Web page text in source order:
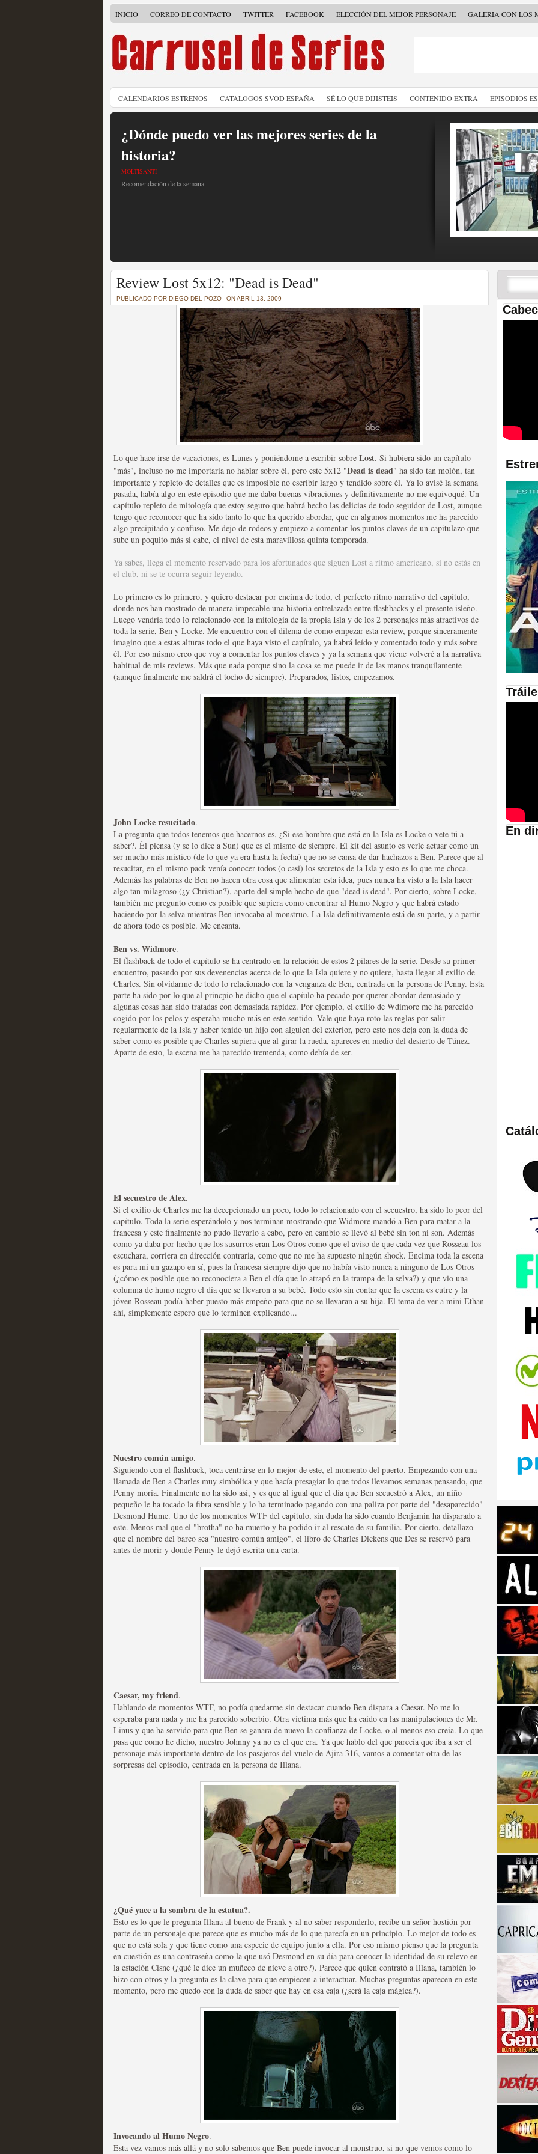
INICIO CORREO DE CONTACTO TWITTER FACEBOOK ELECCIÓN DEL MEJOR PERSONAJE GALERÍA CON LOS
CALENDARIOS ESTRENOS CATALOGOS SVOD ESPAÑA SÉ LO QUE DIJISTEIS CONTENIDO EXTRA EPISODIOS
¿Dónde puedo ver las mejores series de la
historia?
MOLTISANTI
Recomendación de la semana
Un recorrido por todas las temporadas de Game
of Thrones a través de sus mejores tráilers
Recomendación de la semana
La burbuja de los jugadores de la ficción
MOLTISANTI
Recomendación de la semana
Las series disponibles en las plataformas SVOD
MOLTISANTI
Recomendación de la semana
La barrera de las 500 series al año se superará
desde Silicon Valley
Mi experiencia como usuario de HBO España
MOLTISANTI
Recomendación de la semana
The Get Down o cómo acabar siendo una de las
series más caras de la historia
MOLTISANTI
Recomendación de la semana
Fin de ciclo para las series de viajes en el tiempo
Taboo es otra miniserie británica que no es
miniserie
Recomendación de la semana
Las temporadas de pilotos de Amazon
Recomendación de la semana
Galería con los Mejores Personajes de Series de
Las productoras de las estrellas de cine y
televisión
MOLTISANTI
Recomendación de la semana
Las series de 10 temporadas están en peligro de
Recomendación de la semana
Expediente X: Guía para descubrir la "verdad"
Review Lost 5x12: "Dead is Dead"
PUBLICADO POR DIEGO DEL POZO ON ABRIL 13, 2009
Lo que hace irse de vacaciones, es Lunes y poniéndome a escribir sobre Lost. Si hubiera sido un capítulo
"más", incluso no me importaría no hablar sobre él, pero este 5x12 "Dead is dead" ha sido tan molón, tan
importante y repleto de detalles que es imposible no escribir largo y tendido sobre él. Ya lo avisé la semana
pasada, había algo en este episodio que me daba buenas vibraciones y definitivamente no me equivoqué. Un
capítulo repleto de mitología que estoy seguro que habrá hecho las delicias de todo seguidor de Lost, aunque
tengo que reconocer que ha sido tanto lo que ha querido abordar, que en algunos momentos me ha parecido
algo precipitado y confuso. Me dejo de rodeos y empiezo a comentar los puntos claves de un capitulazo que
sube un poquito más si cabe, el nivel de esta maravillosa quinta temporada.
Ya sabes, llega el momento reservado para los afortunados que siguen Lost a ritmo americano, si no estás en
el club, ni se te ocurra seguir leyendo.
Lo primero es lo primero, y quiero destacar por encima de todo, el perfecto ritmo narrativo del capítulo,
donde nos han mostrado de manera impecable una historia entrelazada entre flashbacks y el presente isleño.
Luego vendría todo lo relacionado con la mitología de la propia Isla y de los 2 personajes más atractivos de
toda la serie, Ben y Locke. Me encuentro con el dilema de como empezar esta review, porque sinceramente
imagino que a estas alturas todo el que haya visto el capítulo, ya habrá leído y comentado todo y más sobre
él. Por eso mismo creo que voy a comentar los puntos claves y ya la semana que viene volveré a la narrativa
habitual de mis reviews. Más que nada porque sino la cosa se me puede ir de las manos tranquilamente
(aunque finalmente me saldrá el tocho de siempre). Preparados, listos, empezamos.
John Locke resucitado.
La pregunta que todos tenemos que hacernos es, ¿Si ese hombre que está en la Isla es Locke o vete tú a
saber?. Él piensa (y se lo dice a Sun) que es el mismo de siempre. El kit del asunto es verle actuar como un
ser mucho más místico (de lo que ya era hasta la fecha) que no se cansa de dar hachazos a Ben. Parece que al
resucitar, en el mismo pack venía conocer todos (o casi) los secretos de la Isla y esto es lo que me choca.
Además las palabras de Ben no hacen otra cosa que alimentar esta idea, pues nunca ha visto a la Isla hacer
algo tan milagroso (¿y Christian?), aparte del simple hecho de que "dead is dead". Por cierto, sobre Locke,
también me pregunto como es posible que supiera como encontrar al Humo Negro y que habrá estado
haciendo por la selva mientras Ben invocaba al monstruo. La Isla definitivamente está de su parte, y a partir
de ahora todo es posible. Me encanta.
Ben vs. Widmore.
El flashback de todo el capítulo se ha centrado en la relación de estos 2 pilares de la serie. Desde su primer
encuentro, pasando por sus devenencias acerca de lo que la Isla quiere y no quiere, hasta llegar al exilio de
Charles. Sin olvidarme de todo lo relacionado con la venganza de Ben, centrada en la persona de Penny. Esta
parte ha sido por lo que al princpio he dicho que el capíulo ha pecado por querer abordar demasiado y
algunas cosas han sido tratadas con demasiada rapidez. Por ejemplo, el exilio de Wdimore me ha parecido
cogido por los pelos y esperaba mucho más en este sentido. Vale que haya roto las reglas por salir
regularmente de la Isla y haber tenido un hijo con alguien del exterior, pero esto nos deja con la duda de
saber como es posible que Charles supiera que al girar la rueda, apareces en medio del desierto de Túnez.
Aparte de esto, la escena me ha parecido tremenda, como debía de ser.
El secuestro de Alex.
Si el exilio de Charles me ha decepcionado un poco, todo lo relacionado con el secuestro, ha sido lo peor del
capítulo. Toda la serie esperándolo y nos terminan mostrando que Widmore mandó a Ben para matar a la
francesa y este finalmente no pudo llevarlo a cabo, pero en cambio se llevó al bebé sin ton ni son. Además
como ya daba por hecho que los susurros eran Los Otros como que el aviso de que cada vez que Rosseau los
escuchara, corriera en dirección contraria, como que no me ha supuesto ningún shock. Encima toda la escena
es para mí un gazapo en sí, pues la francesa siempre dijo que no había visto nunca a ninguno de Los Otros
(¿cómo es posible que no reconociera a Ben el día que lo atrapó en la trampa de la selva?) y que vio una
columna de humo negro el día que se llevaron a su bebé. Todo esto sin contar que la escena es cutre y la
jóven Rosseau podía haber puesto más empeño para que no se llevaran a su hija. El tema de ver a mini Ethan
ahí, simplemente espero que lo terminen explicando...
Nuestro común amigo.
Siguiendo con el flashback, toca centrárse en lo mejor de este, el momento del puerto. Empezando con una
llamada de Ben a Charles muy simbólica y que hacía presagiar lo que todos llevamos semanas pensando, que
Penny moría. Finalmente no ha sido así, y es que al igual que el día que Ben secuestró a Alex, un niño
pequeño le ha tocado la fibra sensible y lo ha terminado pagando con una paliza por parte del "desaparecido"
Desmond Hume. Uno de los momentos WTF del capítulo, sin duda ha sido cuando Benjamin ha disparado a
este. Menos mal que el "brotha" no ha muerto y ha podido ir al rescate de su familia. Por cierto, detallazo
que el nombre del barco sea "nuestro común amigo", el libro de Charles Dickens que Des se reservó para
antes de morir y donde Penny le dejó escrita una carta.
Caesar, my friend.
Hablando de momentos WTF, no podía quedarme sin destacar cuando Ben dispara a Caesar. No me lo
esperaba para nada y me ha parecido soberbio. Otra víctima más que ha caído en las manipulaciones de Mr.
Linus y que ha servido para que Ben se ganara de nuevo la confianza de Locke, o al menos eso creía. Lo que
pasa que como he dicho, nuestro Johnny ya no es el que era. Ya que hablo del que parecía que iba a ser el
personaje más importante dentro de los pasajeros del vuelo de Ajira 316, vamos a comentar otra de las
sorpresas del episodio, centrada en la persona de Illana.
¿Qué yace a la sombra de la estatua?.
Esto es lo que le pregunta Illana al bueno de Frank y al no saber responderlo, recibe un señor hostión por
parte de un personaje que parece que es mucho más de lo que parecía en un principio. Lo mejor de todo es
que no está sola y que tiene como una especie de equipo junto a ella. Por eso mismo pienso que la pregunta
en cuestión es una contraseña como la que usó Desmond en su día para conocer la identidad de su relevo en
la estación Cisne (¿qué le dice un muñeco de nieve a otro?). Parece que quien contrató a Illana, también lo
hizo con otros y la pregunta es la clave para que empiecen a interactuar. Muchas preguntas aparecen en este
momento, pero me quedo con la duda de saber que hay en esa caja (¿será la caja mágica?).
Invocando al Humo Negro.
Esta vez vamos más allá y no solo sabemos que Ben puede invocar al monstruo, si no que vemos como lo
En